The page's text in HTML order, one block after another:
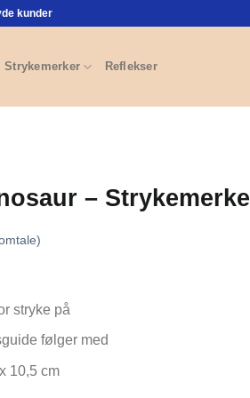
kunder
Strykemerker Reflekser
– Strykemerke
stryke på
følger med
10,5 cm